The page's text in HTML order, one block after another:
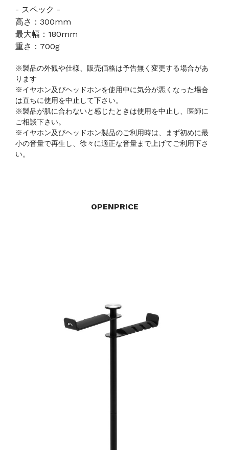
- スペック -
高さ：300mm
最大幅：180mm
重さ：700g
※製品の外観や仕様、販売価格は予告無く変更する場合があ
ります
※イヤホン及びヘッドホンを使用中に気分が悪くなった場合
は直ちに使用を中止して下さい。
※製品が肌に合わないと感じたときは使用を中止し、医師に
ご相談下さい。
※イヤホン及びヘッドホン製品のご利用時は、まず初めに最
小の音量で再生し、徐々に適正な音量まで上げてご利用下さ
い。
OPENPRICE